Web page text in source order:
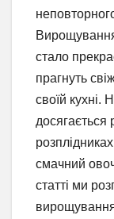
стало
прагнуть
своїй кухні.
смачний
статті ми